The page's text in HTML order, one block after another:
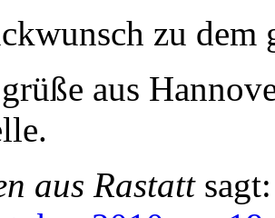
zu
aus
aus Rastatt sagt: